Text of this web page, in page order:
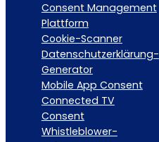
Consent Management
Plattform
Cookie-Scanner
Datenschutzerklärung-
Generator
Mobile App Consent
Connected TV
Consent
Whistleblower-